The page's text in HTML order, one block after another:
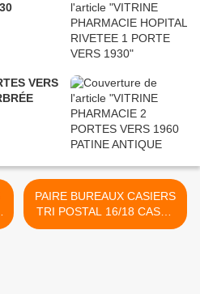
VERS
PAIRE BUREAUX CASIERS
TRI POSTAL 16/18 CASES
1950 >